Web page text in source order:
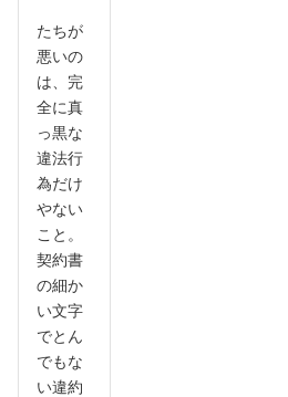
たちが
悪いの
は、完
全に真
っ黒な
違法行
為だけ
やない
こと。
契約書
の細か
い文字
でとん
でもな
い違約